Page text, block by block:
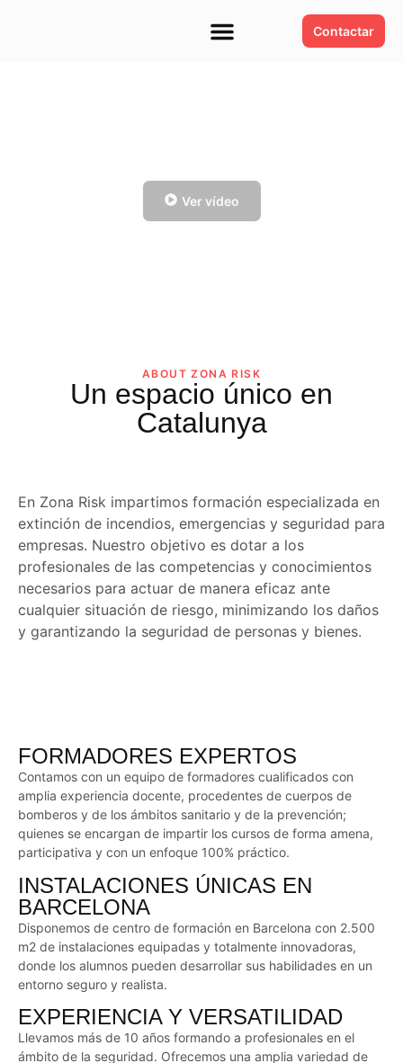
Contactar
Ver vídeo
ABOUT ZONA RISK
Un espacio único en
Catalunya
En Zona Risk impartimos formación especializada en
extinción de incendios, emergencias y seguridad para
empresas. Nuestro objetivo es dotar a los
profesionales de las competencias y conocimientos
necesarios para actuar de manera eficaz ante
cualquier situación de riesgo, minimizando los daños
y garantizando la seguridad de personas y bienes.
FORMADORES EXPERTOS
Contamos con un equipo de formadores cualificados con
amplia experiencia docente, procedentes de cuerpos de
bomberos y de los ámbitos sanitario y de la prevención;
quienes se encargan de impartir los cursos de forma amena,
participativa y con un enfoque 100% práctico.
INSTALACIONES ÚNICAS EN
BARCELONA
Disponemos de centro de formación en Barcelona con 2.500
m2 de instalaciones equipadas y totalmente innovadoras,
donde los alumnos pueden desarrollar sus habilidades en un
entorno seguro y realista.
EXPERIENCIA Y VERSATILIDAD
Llevamos más de 10 años formando a profesionales en el
ámbito de la seguridad. Ofrecemos una amplia variedad de